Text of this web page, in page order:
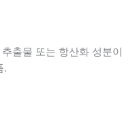
출물 또는 항산화 성분이
.